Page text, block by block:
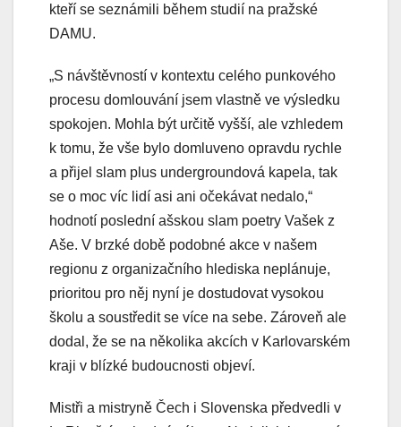
kteří se seznámili během studií na pražské
DAMU.
„S návštěvností v kontextu celého punkového
procesu domlouvání jsem vlastně ve výsledku
spokojen. Mohla být určitě vyšší, ale vzhledem
k tomu, že vše bylo domluveno opravdu rychle
a přijel slam plus undergroundová kapela, tak
se o moc víc lidí asi ani očekávat nedalo,“
hodnotí poslední ašskou slam poetry Vašek z
Aše. V brzké době podobné akce v našem
regionu z organizačního hlediska neplánuje,
prioritou pro něj nyní je dostudovat vysokou
školu a soustředit se více na sebe. Zároveň ale
dodal, že se na několika akcích v Karlovarském
kraji v blízké budoucnosti objeví.
Mistři a mistryně Čech i Slovenska předvedli v